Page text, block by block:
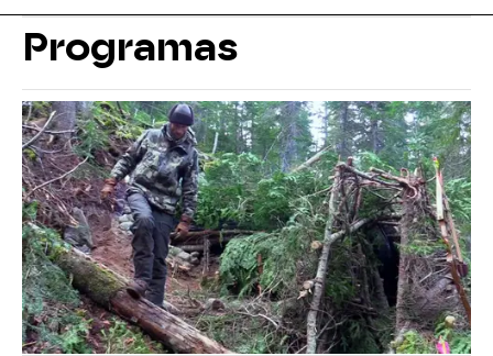
Programas